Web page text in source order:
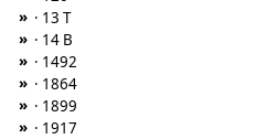
» · 13 T
» · 14 B
» · 1492
» · 1864
» · 1899
» · 1917